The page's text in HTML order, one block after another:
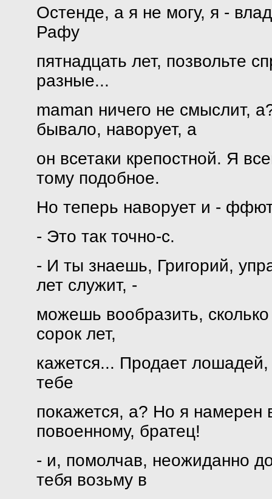
Остенде, а я не могу, я -
Рафу
пятнадцать лет, позвольте
разные...
maman ничего не смыслит,
бывало, наворует, а
он всетаки крепостной. Я
тому подобное.
Но теперь наворует и -
- Это так точно-с.
- И ты знаешь, Григорий,
лет служит, -
можешь вообразить,
сорок лет,
кажется... Продает лошадей,
тебе
покажется, а? Но я намерен
повоенному, братец!
- и, помолчав, неожиданно
тебя возьму в